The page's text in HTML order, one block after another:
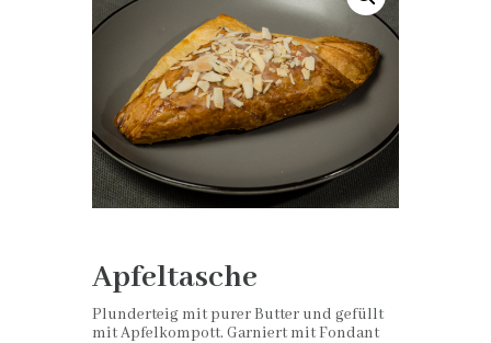
Apfeltasche
Plunderteig mit purer Butter und gefüllt
mit Apfelkompott. Garniert mit Fondant